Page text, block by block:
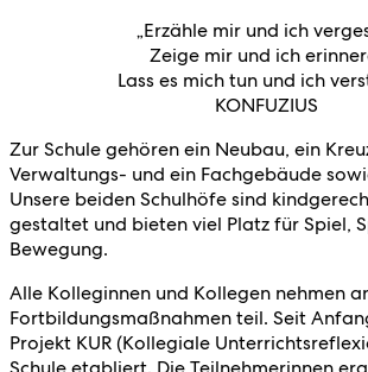
„Erzähle mir und ich
Zeige mir und ich
Lass es mich tun und ich
KONFUZIUS
Zur Schule gehören ein Neubau, ein
Verwaltungs- und ein Fachgebäude
Unsere beiden Schulhöfe sind
gestaltet und bieten viel Platz für Spiel,
Bewegung.
Alle Kolleginnen und Kollegen nehmen
Fortbildungsmaßnahmen teil. Seit
Projekt KUR (Kollegiale